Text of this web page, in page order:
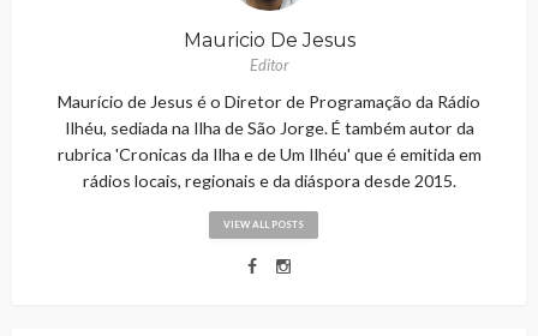
Mauricio De Jesus
Editor
Maurício de Jesus é o Diretor de Programação da Rádio
Ilhéu, sediada na Ilha de São Jorge. É também autor da
rubrica 'Cronicas da Ilha e de Um Ilhéu' que é emitida em
rádios locais, regionais e da diáspora desde 2015.
VIEW ALL POSTS